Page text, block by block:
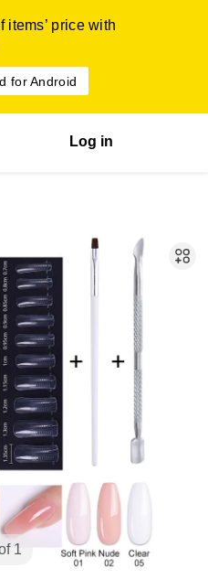
items’ price with
for Android
Log in
1